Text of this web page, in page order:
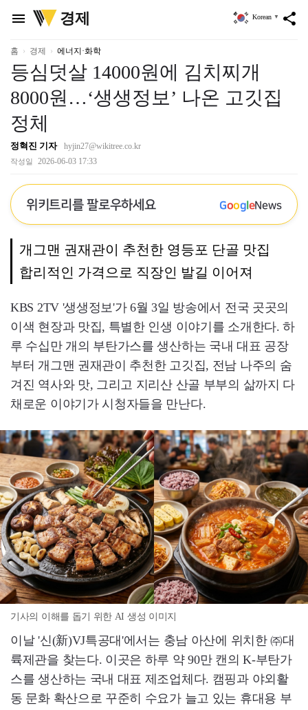
menu
위
키
리
경제 share
Korean ▼
홈 경제 에너지·화학
등심덧살 14000원에 김치찌개
8000원…‘생생정보’ 나온 고깃집
정체
정혁진 기자 hyjin27@wikitree.co.kr
작성일 2026-06-03 17:33
위키트리를 팔로우하세요 GoogleNews
개그맨 권재관이 추천한 영등포 단골 맛집
합리적인 가격으로 직장인 발길 이어져
KBS 2TV '생생정보'가 6월 3일 방송에서 전국 곳곳의
이색 현장과 맛집, 특별한 인생 이야기를 소개한다. 하
루 수십만 개의 부탄가스를 생산하는 국내 대표 공장
부터 개그맨 권재관이 추천한 고깃집, 전남 나주의 숨
겨진 역사와 맛, 그리고 지리산 산골 부부의 삶까지 다
채로운 이야기가 시청자들을 만난다.
기사의 이해를 돕기 위한 AI 생성 이미지
이날 '신(新)VJ특공대'에서는 충남 아산에 위치한 ㈜대
륙제관을 찾는다. 이곳은 하루 약 90만 캔의 K-부탄가
스를 생산하는 국내 대표 제조업체다. 캠핑과 야외활
동 문화 확산으로 꾸준히 수요가 늘고 있는 휴대용 부